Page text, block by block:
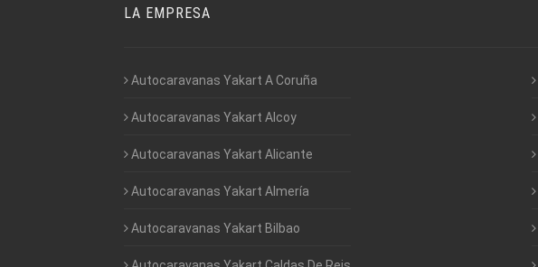
LA EMPRESA
Autocaravanas Yakart A Coruña
Autocaravanas Yakart Alcoy
Autocaravanas Yakart Alicante
Autocaravanas Yakart Almería
Autocaravanas Yakart Bilbao